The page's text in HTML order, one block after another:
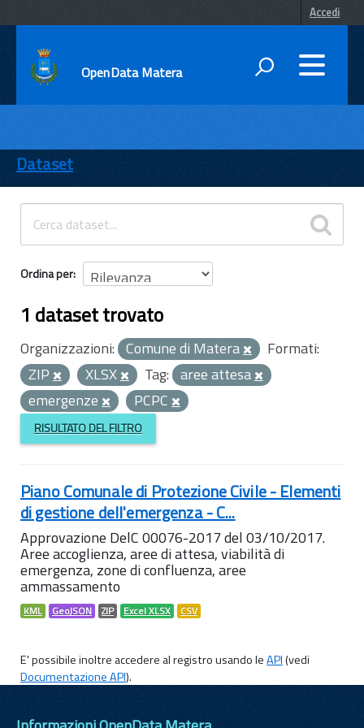
Accedi
OpenData Matera
ENTI
TEMI
INFORMAZIONI
Dataset
Ordina per
1 dataset trovato
Organizzazioni: Comune di Matera
Formati:
ZIP
XLSX Tag: aree attesa
emergenze
PCPC
RISULTATO DEL FILTRO
Piano Comunale di Protezione Civile - Elementi
di gestione dell'emergenza - C...
Approvazione DelC 00076-2017 del 03/10/2017.
Aree accoglienza, aree di attesa, viabilità di
emergenza, zone di confluenza, aree
ammassamento
KML GeoJSON ZIP Excel XLSX CSV
E' possibile inoltre accedere al registro usando leAPI(vedi
Documentazione API).